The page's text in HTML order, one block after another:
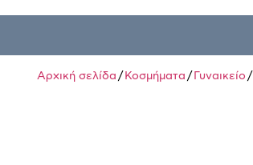
Αρχική σελίδα / Κοσμήματα / Γυναικείο /